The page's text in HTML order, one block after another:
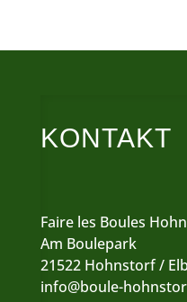
KONTAKT
Faire les Boules
Am Boulepark
21522 Hohnstorf /
info@boule-